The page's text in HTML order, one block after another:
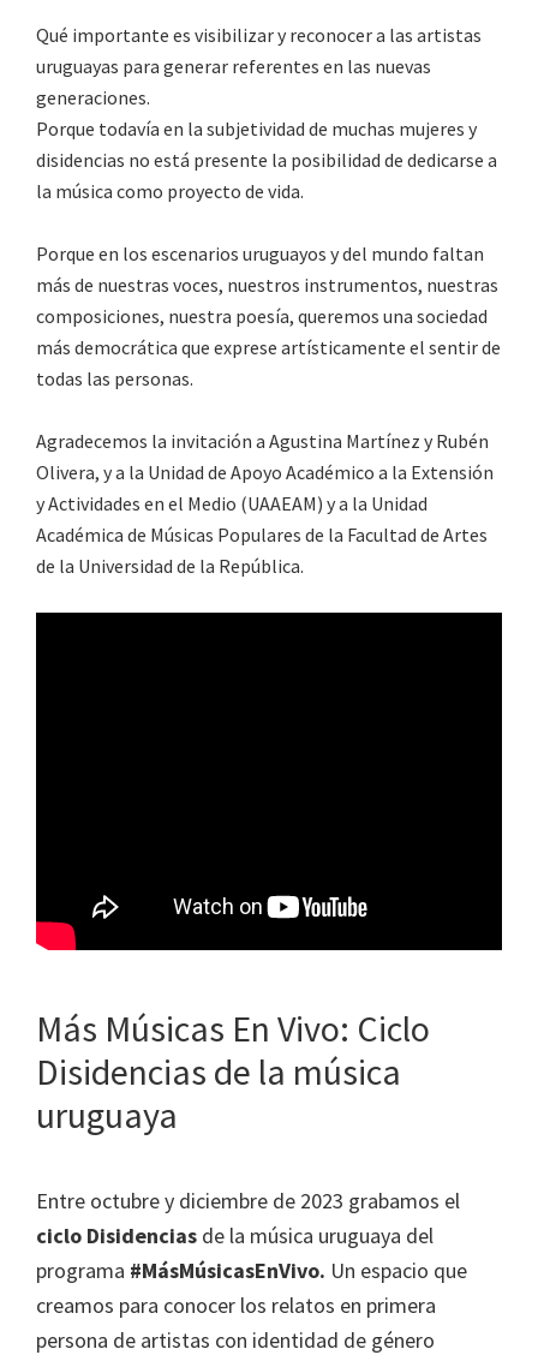
Qué importante es visibilizar y reconocer a las artistas
uruguayas para generar referentes en las nuevas
generaciones.
Porque todavía en la subjetividad de muchas mujeres y
disidencias no está presente la posibilidad de dedicarse a
la música como proyecto de vida.
Porque en los escenarios uruguayos y del mundo faltan
más de nuestras voces, nuestros instrumentos, nuestras
composiciones, nuestra poesía, queremos una sociedad
más democrática que exprese artísticamente el sentir de
todas las personas.
Agradecemos la invitación a Agustina Martínez y Rubén
Olivera, y a la Unidad de Apoyo Académico a la Extensión
y Actividades en el Medio (UAAEAM) y a la Unidad
Académica de Músicas Populares de la Facultad de Artes
de la Universidad de la República.
Más Músicas En Vivo: Ciclo
Disidencias de la música
uruguaya
Entre octubre y diciembre de 2023 grabamos el
ciclo Disidencias de la música uruguaya del
programa #MásMúsicasEnVivo. Un espacio que
creamos para conocer los relatos en primera
persona de artistas con identidad de género